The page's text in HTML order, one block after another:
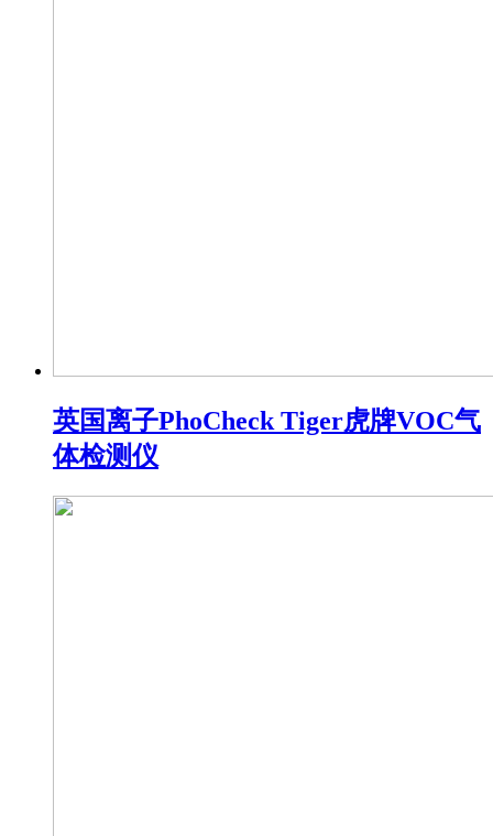
英国离子PhoCheck Tiger虎牌VOC气
体检测仪